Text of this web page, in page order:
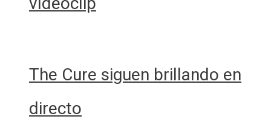
The Cure siguen brillando en
directo